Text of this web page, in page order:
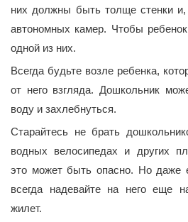
них должны быть толще стенки и,
автономных камер. Чтобы
одной из них.
Всегда будьте возле ребенка,
от него взгляда. Дошкольник
воду и захлебнуться.
Старайтесь не брать
водных велосипедах и других
это может быть опасно. Но даже
всегда надевайте на него еще
жилет.